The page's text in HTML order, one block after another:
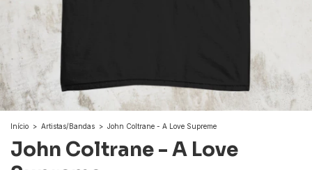
Início > Artistas/Bandas > John Coltrane - A Love Supreme
John Coltrane - A Love